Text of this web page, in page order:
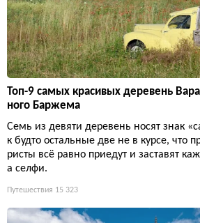
Топ-9 самых красивых деревень
ного Баржема
Семь из девяти деревень носят знак
к будто остальные две не в курсе, что
ристы всё равно приедут и заставят
а селфи.
Путешествия 15 323